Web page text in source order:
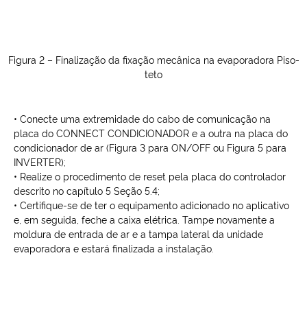
Figura 2 – Finalização da fixação mecânica na evaporadora Piso-
teto
• Conecte uma extremidade do cabo de comunicação na
placa do CONNECT CONDICIONADOR e a outra na placa do
condicionador de ar (Figura 3 para ON/OFF ou Figura 5 para
INVERTER);
• Realize o procedimento de reset pela placa do controlador
descrito no capítulo 5 Seção 5.4;
• Certifique-se de ter o equipamento adicionado no aplicativo
e, em seguida, feche a caixa elétrica. Tampe novamente a
moldura de entrada de ar e a tampa lateral da unidade
evaporadora e estará finalizada a instalação.